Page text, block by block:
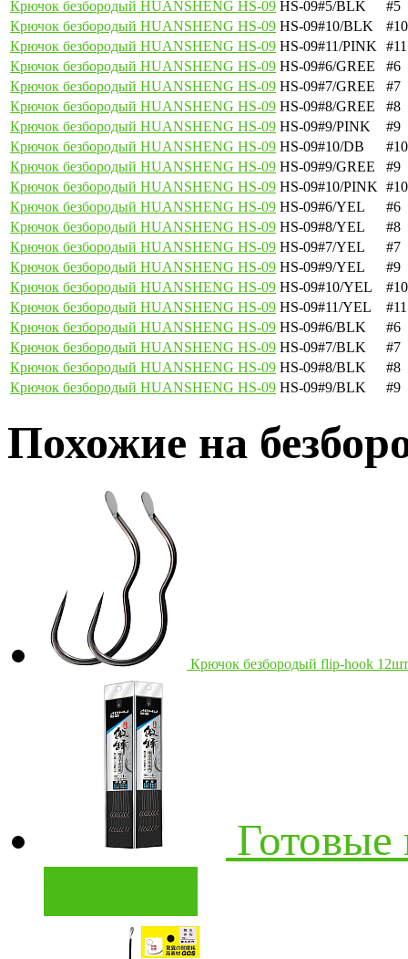
Крючок безбородый HUANSHENG HS-09 HS-09#5/BLK
#5
Крючок безбородый HUANSHENG HS-09 HS-09#10/BLK
#10
Крючок безбородый HUANSHENG HS-09 HS-09#11/PINK #11
Крючок безбородый HUANSHENG HS-09 HS-09#6/GREE
#6
Крючок безбородый HUANSHENG HS-09 HS-09#7/GREE
#7
Крючок безбородый HUANSHENG HS-09 HS-09#8/GREE
#8
Крючок безбородый HUANSHENG HS-09 HS-09#9/PINK
#9
Крючок безбородый HUANSHENG HS-09 HS-09#10/DB
#10
Крючок безбородый HUANSHENG HS-09 HS-09#9/GREE
#9
Крючок безбородый HUANSHENG HS-09 HS-09#10/PINK #10
Крючок безбородый HUANSHENG HS-09 HS-09#6/YEL
#6
Крючок безбородый HUANSHENG HS-09 HS-09#8/YEL
#8
Крючок безбородый HUANSHENG HS-09 HS-09#7/YEL
#7
Крючок безбородый HUANSHENG HS-09 HS-09#9/YEL
#9
Крючок безбородый HUANSHENG HS-09 HS-09#10/YEL
#10
Крючок безбородый HUANSHENG HS-09 HS-09#11/YEL
#11
Крючок безбородый HUANSHENG HS-09 HS-09#6/BLK
#6
Крючок безбородый HUANSHENG HS-09 HS-09#7/BLK
#7
Крючок безбородый HUANSHENG HS-09 HS-09#8/BLK
#8
Крючок безбородый HUANSHENG HS-09 HS-09#9/BLK #9
Похожие на
Крючок безбородый flip-hook 12шт